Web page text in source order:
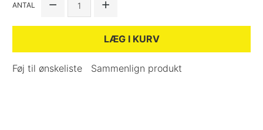
ANTAL
LÆG I KURV
Føj til ønskeliste Sammenlign produkt